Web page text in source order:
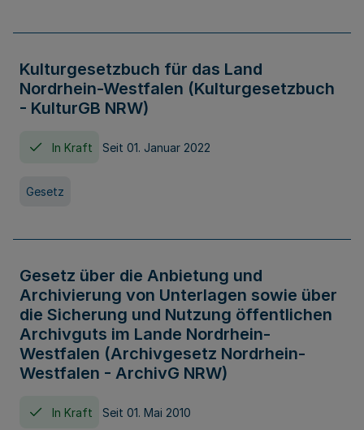
Kulturgesetzbuch für das Land
Nordrhein-Westfalen (Kulturgesetzbuch
- KulturGB NRW)
In Kraft Seit 01. Januar 2022
Gesetz
Gesetz über die Anbietung und
Archivierung von Unterlagen sowie über
die Sicherung und Nutzung öffentlichen
Archivguts im Lande Nordrhein-
Westfalen (Archivgesetz Nordrhein-
Westfalen - ArchivG NRW)
In Kraft Seit 01. Mai 2010